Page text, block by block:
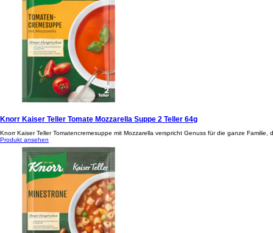
Knorr Kaiser Teller Tomate Mozzarella Suppe 2 Teller 64g
Knorr Kaiser Teller Tomatencremesuppe mit Mozzarella verspricht Genuss für die ganze
Produkt ansehen